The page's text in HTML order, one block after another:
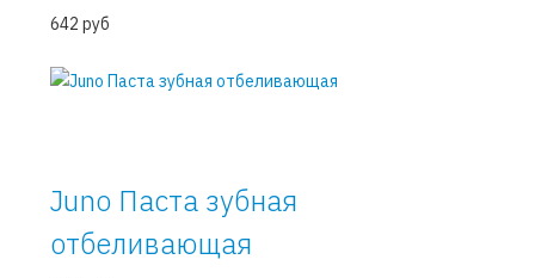
642 руб
Juno Паста зубная
отбеливающая